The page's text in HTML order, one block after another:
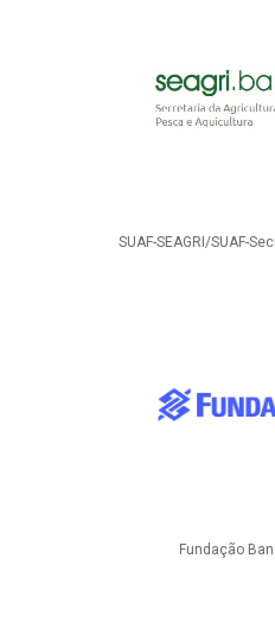
SUAF-SEAGRI/SUAF-
Fundação